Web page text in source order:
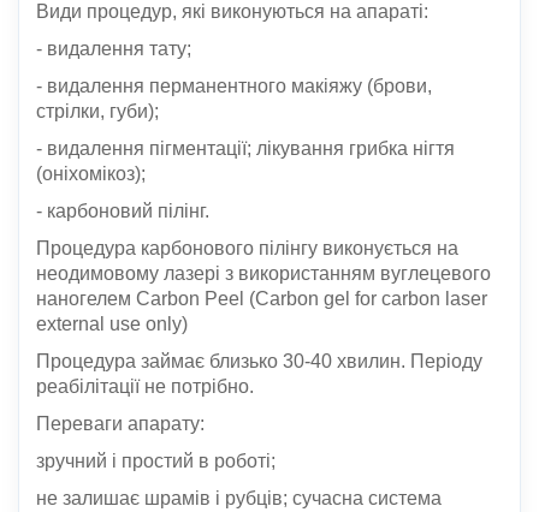
Види процедур, які виконуються на апараті:
- видалення тату;
- видалення перманентного макіяжу (брови,
стрілки, губи);
- видалення пігментації; лікування грибка нігтя
(оніхомікоз);
- карбоновий пілінг.
Процедура карбонового пілінгу виконується на
неодимовому лазері з використанням вуглецевого
наногелем Carbon Peel (Carbon gel for carbon laser
external use only)
Процедура займає близько 30-40 хвилин. Періоду
реабілітації не потрібно.
Переваги апарату:
зручний і простий в роботі;
не залишає шрамів і рубців; сучасна система